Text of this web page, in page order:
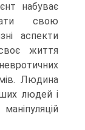
набуває
свою
аспекти
життя
Людина
людей і